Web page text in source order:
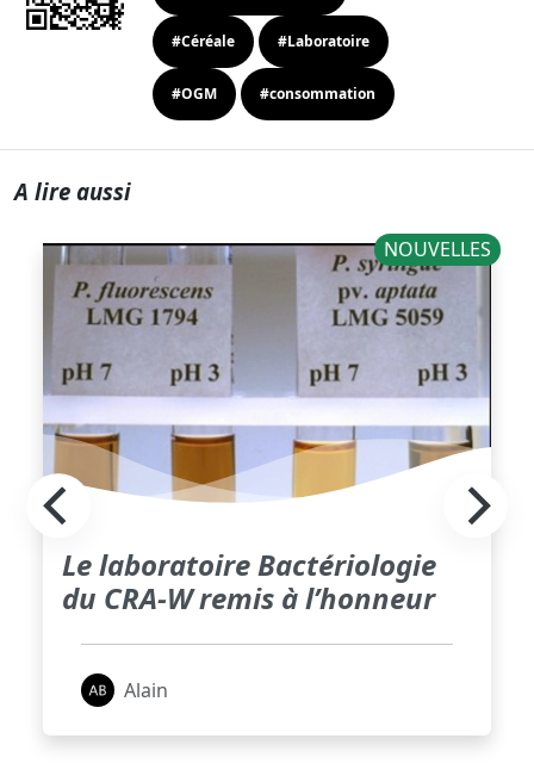
#Céréale #Laboratoire
#OGM #consommation
A lire aussi
NOUVELLES
Le laboratoire Bactériologie
du CRA-W remis à l’honneur
Alain